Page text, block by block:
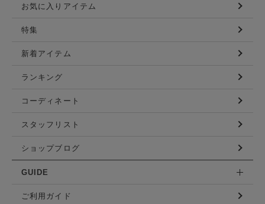
お気に入りアイテム
特集
新着アイテム
ランキング
コーディネート
スタッフリスト
ショップブログ
GUIDE
ご利用ガイド